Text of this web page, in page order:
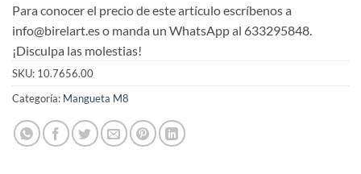
Para conocer el precio de este artículo escríbenos a
info@birelart.es o manda un WhatsApp al 633295848.
¡Disculpa las molestias!
SKU: 10.7656.00
Categoría: Mangueta M8